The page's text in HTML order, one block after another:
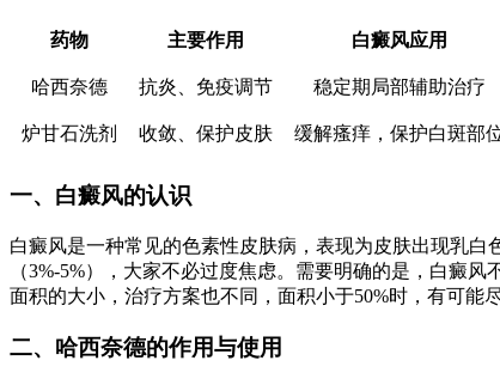
药物 主要作用 白癜风应用
哈西奈德 抗炎、免疫调节 稳定期局部辅助治疗
炉甘石洗剂 收敛、保护皮肤 缓解瘙痒，保护白斑部
一、白癜风的认识
白癜风是一种常见的色素性皮肤病，表现为皮肤出现乳
（3%-5%），大家不必过度焦虑。需要明确的是，白癜
面积的大小，治疗方案也不同，面积小于50%时，有可能
二、哈西奈德的作用与使用